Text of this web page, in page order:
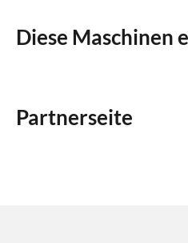
Diese Maschinen
Partnerseite